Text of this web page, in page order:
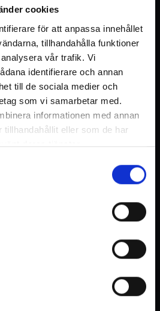
cookies
för att anpassa innehållet
tillhandahålla funktioner
vår trafik. Vi
identifierare och annan
till de sociala medier och
som vi samarbetar med.
informationen med annan
tillhandahållit eller som de har
deras tjänster.